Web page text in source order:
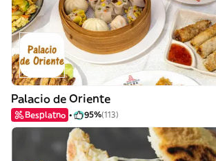
Palacio de Oriente
Besplatno 95%(113)